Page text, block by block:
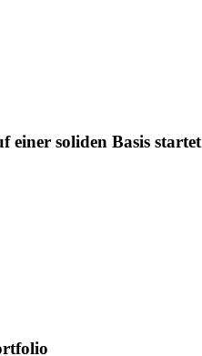
soliden Basis startet